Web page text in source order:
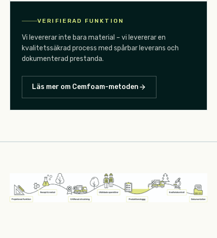
VERIFIERAD FUNKTION
Vi levererar inte bara material – vi levererar en
kvalitetssäkrad process med spårbar leverans och
dokumenterad prestanda.
Läs mer om Cemfoam-metoden